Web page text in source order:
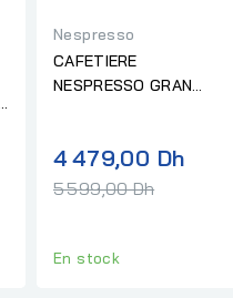
Nespresso
CAFETIERE
NESPRESSO GRAN
4 479,00 DhPrix
5 599,00 Dh
En stock